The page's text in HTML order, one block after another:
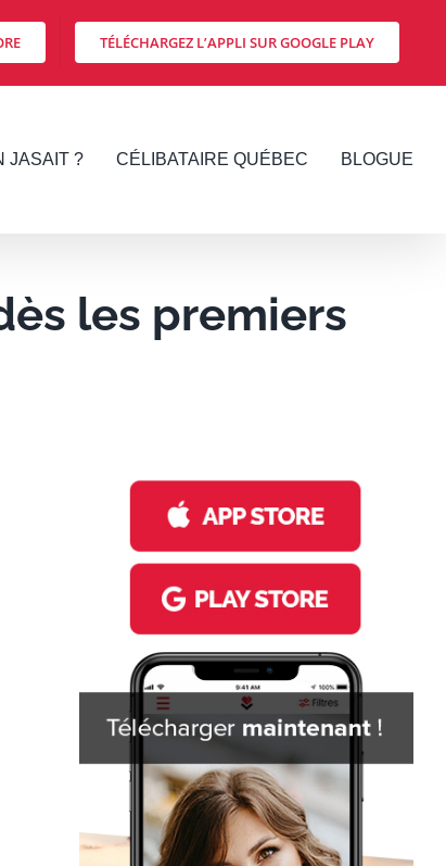
TÉLÉCHARGEZ L’APPLI SUR GOOGLE PLAY
JASAIT ? CÉLIBATAIRE QUÉBEC BLOGUE
les premiers